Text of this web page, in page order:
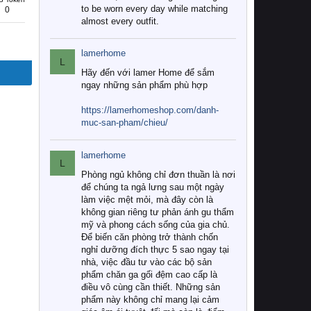
0
to be worn every day while matching
almost every outfit.
L
lamerhome
Hãy đến với lamer Home để sắm
ngay những sản phẩm phù hợp
https://lamerhomeshop.com/danh-
muc-san-pham/chieu/
L
lamerhome
Phòng ngủ không chỉ đơn thuần là nơi
để chúng ta ngả lưng sau một ngày
làm việc mệt mỏi, mà đây còn là
không gian riêng tư phản ánh gu thẩm
mỹ và phong cách sống của gia chủ.
Để biến căn phòng trở thành chốn
nghỉ dưỡng đích thực 5 sao ngay tại
nhà, việc đầu tư vào các bộ sản
phẩm chăn ga gối đệm cao cấp là
điều vô cùng cần thiết. Những sản
phẩm này không chỉ mang lại cảm